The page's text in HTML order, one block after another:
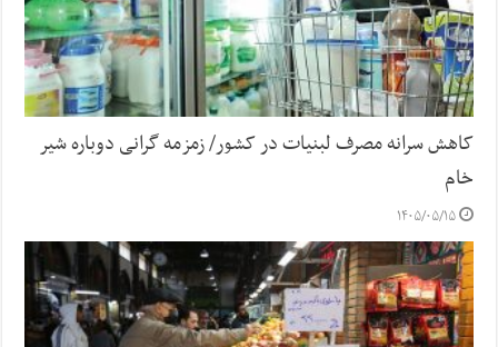
کاهش سرانه مصرف لبنیات در کشور/ زمزمه گرانی دوباره شیر
خام
۱۴۰۵/۰۵/۱۵